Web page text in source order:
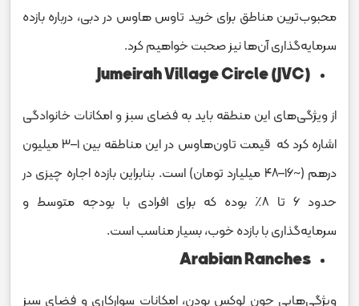
محبوب‌ترین مناطق برای خرید تاوس هاوس در دبی، درباره بازده
سرمایه‌گذاری آن‌ها نیز صحبت خواهیم کرد.
Jumeirah Village Circle (JVC)
از ویژگی‌های این منطقه باید به فضای سبز و امکانات خانوادگی
اشاره کرد که قیمت تاون‌هاوس در این مناطقه بین ۱–۳ میلیون
درهم (~۱۶–۴۸ میلیارد تومان) است. بنابراین بازده اجاره چیزی در
حدود ۶ تا ۸٪ بوده که برای افرادی با بودجه متوسط و
سرمایه‌گذاری با بازده خوب، بسیار مناسب است.
Arabian Ranches
ویژگی‌هایی چون لوکس بودن، امکانات سوارکاری و فضای سبز